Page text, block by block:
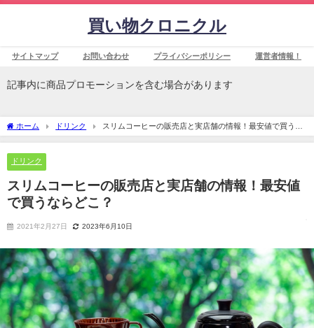
買い物クロニクル
サイトマップ お問い合わせ プライバシーポリシー 運営者情報！
記事内に商品プロモーションを含む場合があります
ホーム ドリンク
スリムコーヒーの販売店と実店舗の情報！最安値で買うな
らどこ？
ドリンク
スリムコーヒーの販売店と実店舗の情報！最安値
で買うならどこ？
2021年2月27日 2023年6月10日